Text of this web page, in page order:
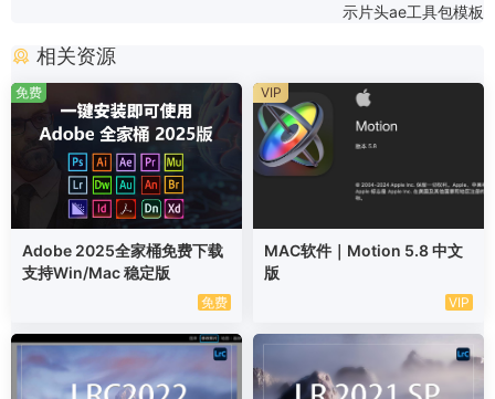
示片头ae工具包模板
相关资源
Adobe 2025全家桶免费下载
支持Win/Mac 稳定版
免费
免费
MAC软件｜Motion 5.8 中文
版
VIP
VIP